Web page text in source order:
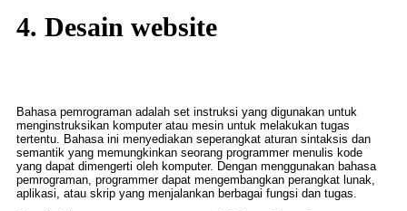
4. Desain website
Bahasa pemrograman adalah set instruksi yang digunakan untuk
menginstruksikan komputer atau mesin untuk melakukan tugas
tertentu. Bahasa ini menyediakan seperangkat aturan sintaksis dan
semantik yang memungkinkan seorang programmer menulis kode
yang dapat dimengerti oleh komputer. Dengan menggunakan bahasa
pemrograman, programmer dapat mengembangkan perangkat lunak,
aplikasi, atau skrip yang menjalankan berbagai fungsi dan tugas.